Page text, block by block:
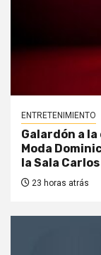
ENTRETENIMIENTO
Galardón a
Moda
la Sala
23 horas atrás